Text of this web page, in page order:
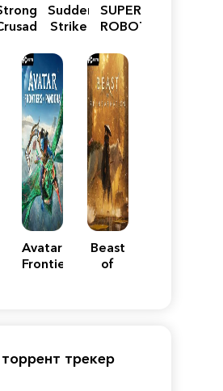
Sudden
Strike
SUPER
ROBOT
Y
Avatar:
Frontiers
Beast
of
трекер